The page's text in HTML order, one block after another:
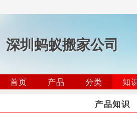
深圳蚂蚁搬家公司
首页 产品 分类 知
产品知识